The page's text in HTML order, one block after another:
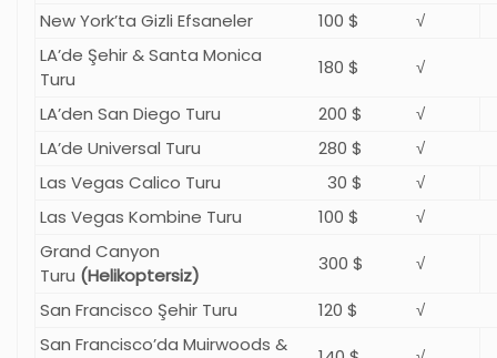
New York’ta Gizli Efsaneler
100 $‎
√
LA’de Şehir & Santa Monica
Turu
180 $‎
√
LA’den San Diego Turu
200 $‎
√
LA’de Universal Turu
280 $‎
√
Las Vegas Calico Turu
30 $‎
√
Las Vegas Kombine Turu
100 $‎
√
Grand Canyon
Turu (Helikoptersiz)
300 $‎
√
San Francisco Şehir Turu
120 $‎
√
San Francisco’da Muirwoods &